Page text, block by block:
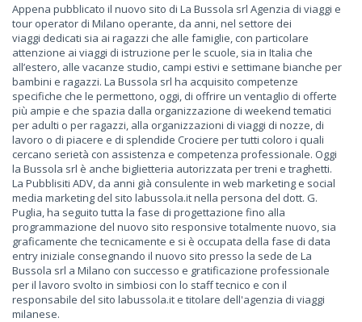
Appena pubblicato il nuovo sito di La Bussola srl Agenzia di viaggi e
tour operator di Milano operante, da anni, nel settore dei
viaggi dedicati sia ai ragazzi che alle famiglie, con particolare
attenzione ai viaggi di istruzione per le scuole, sia in Italia che
all’estero, alle vacanze studio, campi estivi e settimane bianche per
bambini e ragazzi. La Bussola srl ha acquisito competenze
specifiche che le permettono, oggi, di offrire un ventaglio di offerte
più ampie e che spazia dalla organizzazione di weekend tematici
per adulti o per ragazzi, alla organizzazioni di viaggi di nozze, di
lavoro o di piacere e di splendide Crociere per tutti coloro i quali
cercano serietà con assistenza e competenza professionale. Oggi
la Bussola srl è anche biglietteria autorizzata per treni e traghetti.
La Pubblisiti ADV, da anni già consulente in web marketing e social
media marketing del sito labussola.it nella persona del dott. G.
Puglia, ha seguito tutta la fase di progettazione fino alla
programmazione del nuovo sito responsive totalmente nuovo, sia
graficamente che tecnicamente e si è occupata della fase di data
entry iniziale consegnando il nuovo sito presso la sede de La
Bussola srl a Milano con successo e gratificazione professionale
per il lavoro svolto in simbiosi con lo staff tecnico e con il
responsabile del sito labussola.it e titolare dell'agenzia di viaggi
milanese.